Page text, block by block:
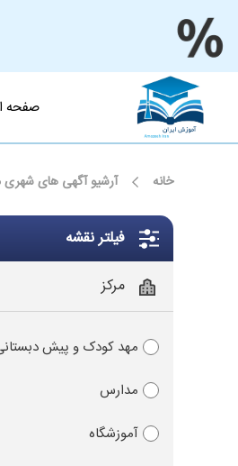
صفحه
خانه آرشیو آگهی های شهری
فیلتر نقشه
مرکز
مهد کودک و پیش
مدارس
آموزشگاه